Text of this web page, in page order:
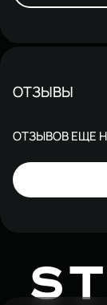
ОТЗЫВЫ
ОТЗЫВОВ ЕЩЕ